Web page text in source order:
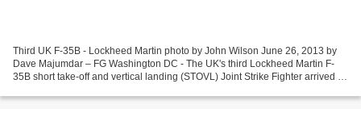
Third UK F-35B - Lockheed Martin photo by John Wilson June 26, 2013 by
Dave Majumdar – FG Washington DC - The UK's third Lockheed Martin F-
35B short take-off and vertical landing (STOVL) Joint Strike Fighter arrived at